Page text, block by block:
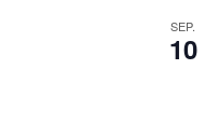
SEP.
10